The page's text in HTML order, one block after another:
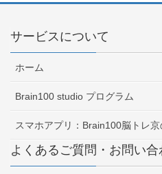
サービスについて
ホーム
Brain100 studio プログラム
スマホアプリ：Brain100脳トレ
よくあるご質問・お問い合